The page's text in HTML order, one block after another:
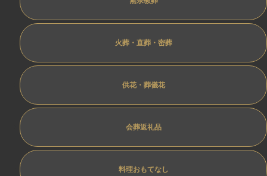
火葬・直葬・密葬
供花・葬儀花
会葬返礼品
料理おもてなし